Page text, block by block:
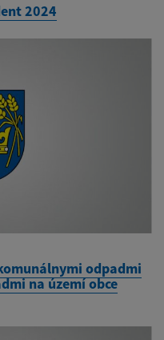
2024
odpadmi
na území obce